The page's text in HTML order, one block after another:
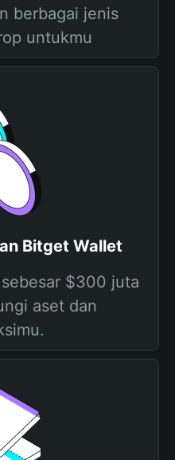
berbagai jenis
untukmu
Bitget Wallet
$300 juta
aset dan